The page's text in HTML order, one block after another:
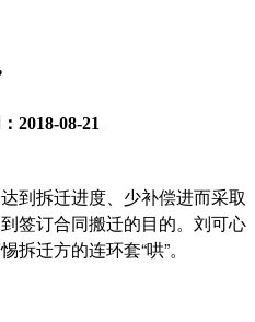
2018-08-21
到拆迁进度、少补偿进而采取
签订合同搬迁的目的。刘可心
迁方的连环套“哄”。